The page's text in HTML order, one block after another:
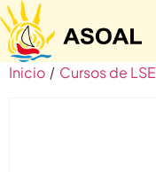
Inicio / Cursos de LSE